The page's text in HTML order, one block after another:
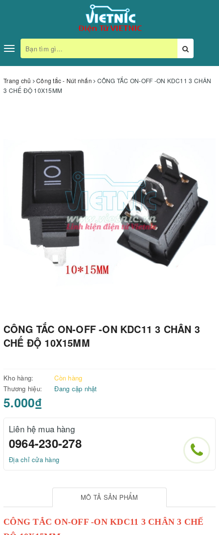
Toggle
navigation
Trang chủ Công tắc - Nút nhấn
CÔNG TẮC ON-OFF -ON KDC11 3 CHÂN
3 CHẾ ĐỘ 10X15MM
CÔNG TẮC ON-OFF -ON KDC11 3 CHÂN 3
CHẾ ĐỘ 10X15MM
Kho hàng:
Còn hàng
Thương hiệu:
Đang cập nhật
5.000₫
Liên hệ mua hàng
0964-230-278
Địa chỉ cửa hàng
MÔ TẢ SẢN PHẨM
CÔNG TẮC ON-OFF -ON KDC11 3 CHÂN 3 CHẾ